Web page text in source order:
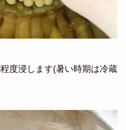
程度浸します(暑い時期は冷蔵